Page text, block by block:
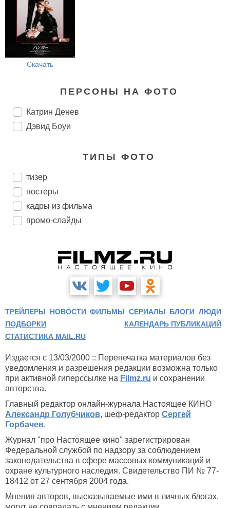
Скачать
ПЕРСОНЫ НА ФОТО
Катрин Денев
Дэвид Боуи
ТИПЫ ФОТО
тизер
постеры
кадры из фильма
промо-слайды
ТРЕЙЛЕРЫ НОВОСТИ ФИЛЬМЫ СЕРИАЛЫ БЛОГИ ЛЮДИ
ПОДБОРКИ
КАЛЕНДАРЬ ПУБЛИКАЦИЙ
СТАТИСТИКА MAIL.RU
Издается с 13/03/2000 :: Перепечатка материалов без
уведомления и разрешения редакции возможна только
при активной гиперссылке на Filmz.ru и сохранении
авторства.
Главный редактор онлайн-журнала Настоящее КИНО
Александр Голубчиков, шеф-редактор Сергей
Горбачев.
Журнал "про Настоящее кино" зарегистрирован
Федеральной службой по надзору за соблюдением
законодательства в сфере массовых коммуникаций и
охране культурного наследия. Свидетельство ПИ № 77-
18412 от 27 сентября 2004 года.
Мнения авторов, высказываемые ими в личных блогах,